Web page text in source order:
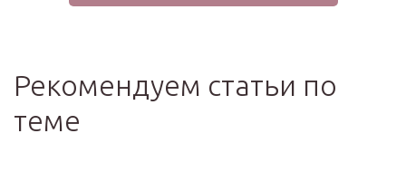
Рекомендуем статьи по
теме